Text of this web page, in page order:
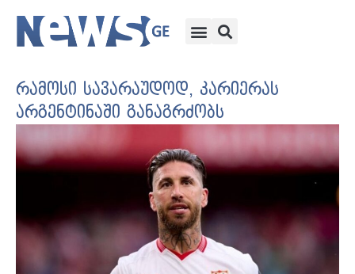
რამოსი სავარაუდოდ, კარიერას
არგენტინაში განაგრძობს